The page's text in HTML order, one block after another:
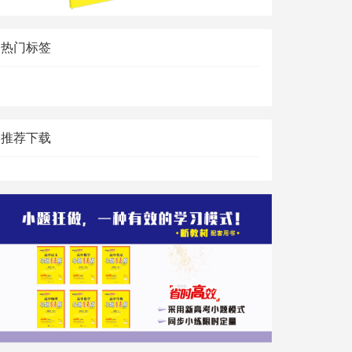
热门标签
推荐下载